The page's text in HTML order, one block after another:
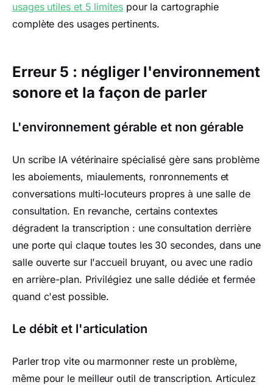
usages utiles et 5 limitespour la cartographie
complète des usages pertinents.
Erreur 5 : négliger l'environnement
sonore et la façon de parler
L'environnement gérable et non gérable
Un scribe IA vétérinaire spécialisé gère sans problème
les aboiements, miaulements, ronronnements et
conversations multi-locuteurs propres à une salle de
consultation. En revanche, certains contextes
dégradent la transcription : une consultation derrière
une porte qui claque toutes les 30 secondes, dans une
salle ouverte sur l'accueil bruyant, ou avec une radio
en arrière-plan. Privilégiez une salle dédiée et fermée
quand c'est possible.
Le débit et l'articulation
Parler trop vite ou marmonner reste un problème,
même pour le meilleur outil de transcription. Articulez